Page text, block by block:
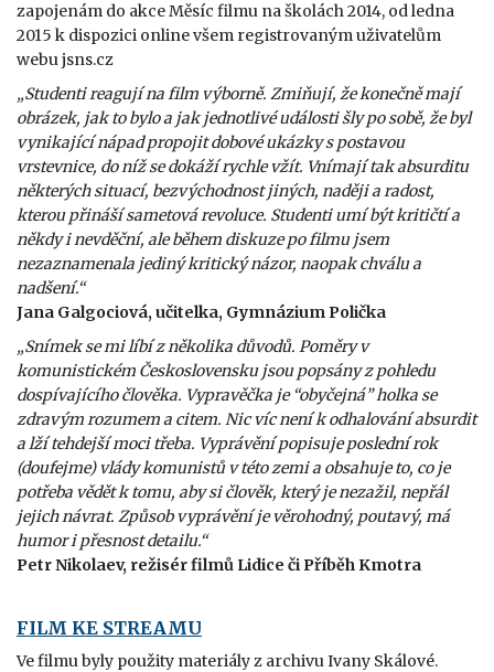
zapojenám do akce Měsíc filmu na školách 2014, od ledna
2015 k dispozici online všem registrovaným uživatelům
webu jsns.cz
„Studenti reagují na film výborně. Zmiňují, že konečně mají
obrázek, jak to bylo a jak jednotlivé události šly po sobě, že byl
vynikající nápad propojit dobové ukázky s postavou
vrstevnice, do níž se dokáží rychle vžít. Vnímají tak absurditu
některých situací, bezvýchodnost jiných, naději a radost,
kterou přináší sametová revoluce. Studenti umí být kritičtí a
někdy i nevděční, ale během diskuze po filmu jsem
nezaznamenala jediný kritický názor, naopak chválu a
nadšení.“
Jana Galgociová, učitelka, Gymnázium Polička
„Snímek se mi líbí z několika důvodů. Poměry v
komunistickém Československu jsou popsány z pohledu
dospívajícího člověka. Vypravěčka je “obyčejná” holka se
zdravým rozumem a citem. Nic víc není k odhalování absurdit
a lží tehdejší moci třeba. Vyprávění popisuje poslední rok
(doufejme) vlády komunistů v této zemi a obsahuje to, co je
potřeba vědět k tomu, aby si člověk, který je nezažil, nepřál
jejich návrat. Způsob vyprávění je věrohodný, poutavý, má
humor i přesnost detailu.“
Petr Nikolaev, režisér filmů Lidice či Příběh Kmotra
FILM KE STREAMU
Ve filmu byly použity materiály z archivu Ivany Skálové.